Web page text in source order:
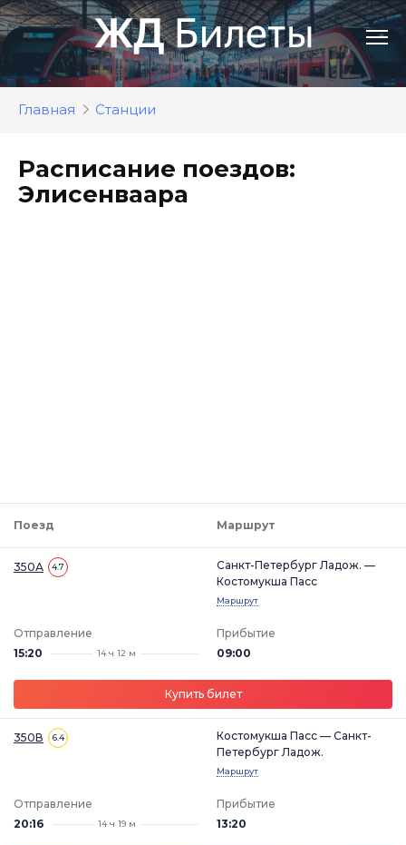
Перейти
к
контенту
Главная Станции
Расписание поездов:
Элисенваара
Поезд Маршрут
350А 4.7
Санкт-Петербург Ладож. —
Костомукша Пасс
Маршрут
Отправление
15:20
14 ч 12 м
Прибытие
09:00
Купить билет
350В 6.4
Костомукша Пасс — Санкт-
Петербург Ладож.
Маршрут
Отправление
20:16
14 ч 19 м
Прибытие
13:20